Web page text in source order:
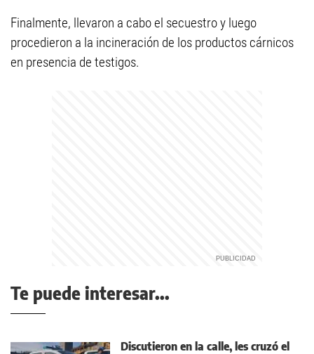
Finalmente, llevaron a cabo el secuestro y luego
procedieron a la incineración de los productos cárnicos
en presencia de testigos.
Te puede interesar...
Discutieron en la calle, les cruzó el